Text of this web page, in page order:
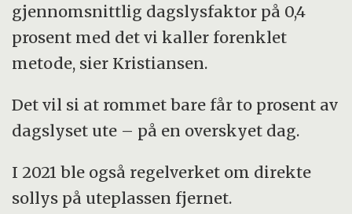
gjennomsnittlig dagslysfaktor på 0,4
prosent med det vi kaller forenklet
metode, sier Kristiansen.
Det vil si at rommet bare får to prosent av
dagslyset ute – på en overskyet dag.
I 2021 ble også regelverket om direkte
sollys på uteplassen fjernet.